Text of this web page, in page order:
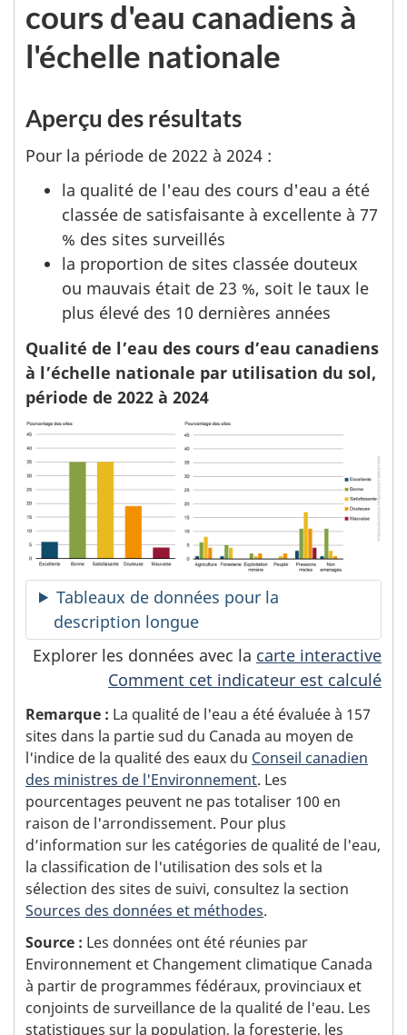
cours d'eau canadiens à
l'échelle nationale
Aperçu des résultats
Pour la période de 2022 à 2024 :
la qualité de l'eau des cours d'eau a été
classée de satisfaisante à excellente à 77
% des sites surveillés
la proportion de sites classée douteux
ou mauvais était de 23 %, soit le taux le
plus élevé des 10 dernières années
Qualité de l’eau des cours d’eau canadiens
à l’échelle nationale par utilisation du sol,
période de 2022 à 2024
Tableaux de données pour la
description longue
Explorer les données avec la carte interactive
Comment cet indicateur est calculé
Remarque : La qualité de l'eau a été évaluée à 157
sites dans la partie sud du Canada au moyen de
l'indice de la qualité des eaux du Conseil canadien
des ministres de l'Environnement. Les
pourcentages peuvent ne pas totaliser 100 en
raison de l'arrondissement. Pour plus
d’information sur les catégories de qualité de l'eau,
la classification de l'utilisation des sols et la
sélection des sites de suivi, consultez la section
Sources des données et méthodes.
Source : Les données ont été réunies par
Environnement et Changement climatique Canada
à partir de programmes fédéraux, provinciaux et
conjoints de surveillance de la qualité de l'eau. Les
statistiques sur la population, la foresterie, les